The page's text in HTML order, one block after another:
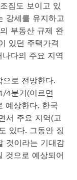
짐도 보이고 있
강세를 유지하고
부동산 규제 완
있던 주택가격
다의 주요 지역
로 전망한다.
4분기(이르면
예상한다. 한국
서 주요 지역(고
있다. 그동안 징
것이라는 기대감
것으로 예상되어